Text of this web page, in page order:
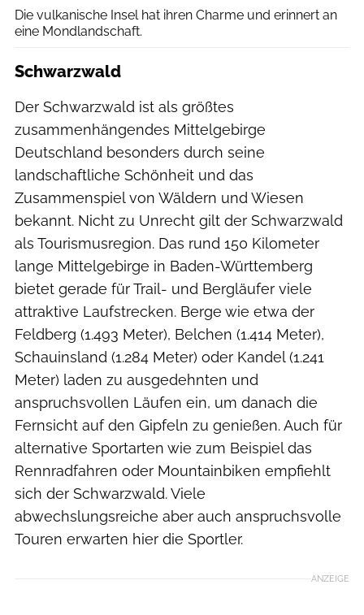
Die vulkanische Insel hat ihren Charme und erinnert an
eine Mondlandschaft.
Schwarzwald
Der Schwarzwald ist als größtes
zusammenhängendes Mittelgebirge
Deutschland besonders durch seine
landschaftliche Schönheit und das
Zusammenspiel von Wäldern und Wiesen
bekannt. Nicht zu Unrecht gilt der Schwarzwald
als Tourismusregion. Das rund 150 Kilometer
lange Mittelgebirge in Baden-Württemberg
bietet gerade für Trail- und Bergläufer viele
attraktive Laufstrecken. Berge wie etwa der
Feldberg (1.493 Meter), Belchen (1.414 Meter),
Schauinsland (1.284 Meter) oder Kandel (1.241
Meter) laden zu ausgedehnten und
anspruchsvollen Läufen ein, um danach die
Fernsicht auf den Gipfeln zu genießen. Auch für
alternative Sportarten wie zum Beispiel das
Rennradfahren oder Mountainbiken empfiehlt
sich der Schwarzwald. Viele
abwechslungsreiche aber auch anspruchsvolle
Touren erwarten hier die Sportler.
ANZEIGE